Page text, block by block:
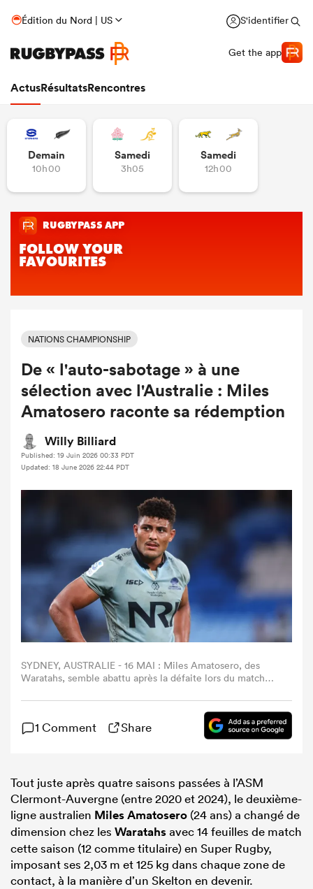
Édition du Nord | US S'identifier
Get the app
ActusRésultatsRencontres
Demain
10h00
Samedi
3h05
Samedi
12h00
NATIONS CHAMPIONSHIP
De « l'auto-sabotage » à une
sélection avec l'Australie : Miles
Amatosero raconte sa rédemption
Willy Billiard
Published: 19 Juin 2026 00:33 PDT
Updated: 18 June 2026 22:44 PDT
SYDNEY, AUSTRALIE - 16 MAI : Miles Amatosero, des
Waratahs, semble abattu après la défaite lors du match
opposant les Waratahs aux Crusaders à l'Allianz Stadium,
le 16 mai 2025, à Sydney, en Australie. (Photo : Mark
Kolbe Photography/Getty Images)
1 Comment Share
Tout juste après quatre saisons passées à l’ASM
Clermont-Auvergne (entre 2020 et 2024), le deuxième-
ligne australien Miles Amatosero (24 ans) a changé de
dimension chez les Waratahsavec 14 feuilles de match
cette saison (12 comme titulaire) en Super Rugby,
imposant ses 2,03 m et 125 kg dans chaque zone de
contact, à la manière d’un Skelton en devenir.